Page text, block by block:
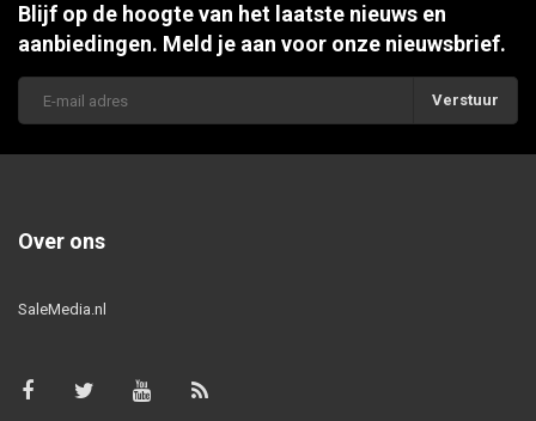
Blijf op de hoogte van het laatste nieuws en
aanbiedingen. Meld je aan voor onze nieuwsbrief.
Verstuur
Over ons
SaleMedia.nl